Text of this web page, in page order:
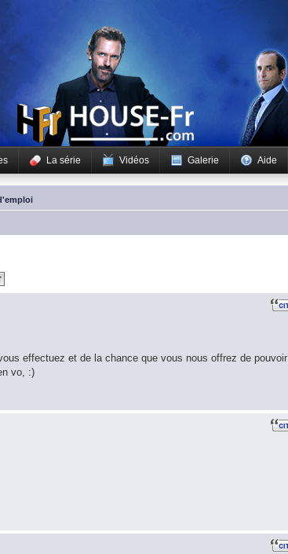
La série Vidéos Galerie Aide
effectuez et de la chance que vous nous offrez de pouvoir
vo, :)